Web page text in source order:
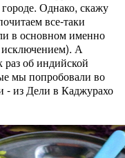
Однако, скажу
все-таки
в основном именно
А
раз об индийской
мы попробовали во
- из Дели в Каджурахо